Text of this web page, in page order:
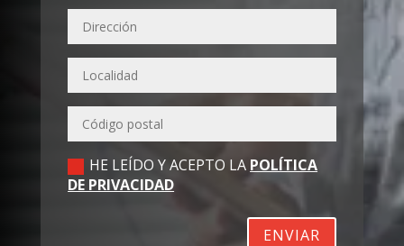
HE LEÍDO Y ACEPTO LA POLÍTICA
DE PRIVACIDAD
ENVIAR